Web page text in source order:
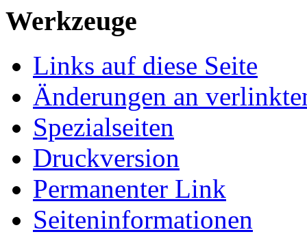
Werkzeuge
Links auf diese Seite
Änderungen an
Spezialseiten
Druckversion
Permanenter Link
Seiten­­informationen